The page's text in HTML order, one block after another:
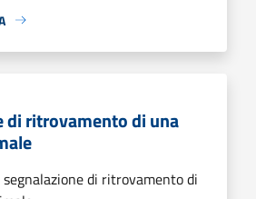
di ritrovamento di una
di ritrovamento di